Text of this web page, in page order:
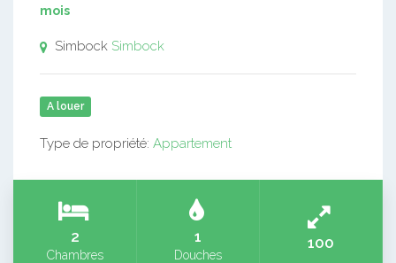
mois
Simbock Simbock
A louer
Type de propriété: Appartement
2
Chambres
1
Douches
100